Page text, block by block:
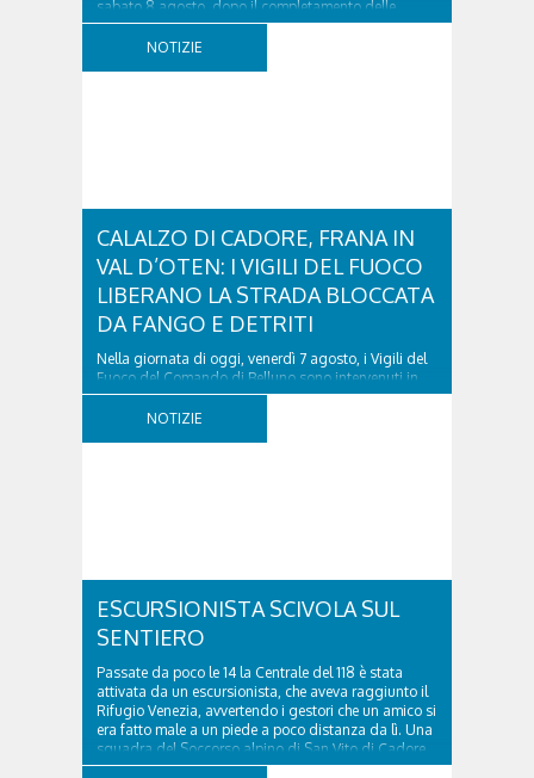
sabato 8 agosto, dopo il completamento delle
verifiche e il positivo collaudo...
NOTIZIE
CALALZO DI CADORE, FRANA IN
VAL D’OTEN: I VIGILI DEL FUOCO
LIBERANO LA STRADA BLOCCATA
DA FANGO E DETRITI
Nella giornata di oggi, venerdì 7 agosto, i Vigili del
Fuoco del Comando di Belluno sono intervenuti in
località Diassa, in Val d’Oten, nel comune di Calalzo
di Cadore, per liberare una strada rimasta bloccata
NOTIZIE
ESCURSIONISTA SCIVOLA SUL
SENTIERO
Passate da poco le 14 la Centrale del 118 è stata
attivata da un escursionista, che aveva raggiunto il
Rifugio Venezia, avvertendo i gestori che un amico si
era fatto male a un piede a poco distanza da lì. Una
squadra del Soccorso alpino di San Vito di Cadore
ha quindi raggiunto l'infortunato...